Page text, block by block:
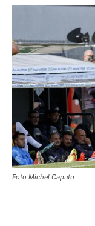
Foto Michel Caputo